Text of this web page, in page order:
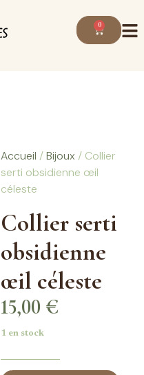
0
Accueil /Bijoux / Collier
serti obsidienne œil
céleste
Collier serti
obsidienne
œil céleste
15,00 €
1 en stock